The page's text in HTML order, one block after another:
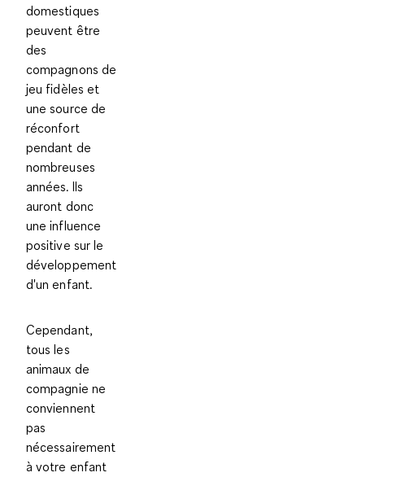
domestiques
peuvent être
des
compagnons de
jeu fidèles et
une source de
réconfort
pendant de
nombreuses
années. Ils
auront donc
une influence
positive sur le
développement
d'un enfant.
Cependant,
tous les
animaux de
compagnie ne
conviennent
pas
nécessairement
à votre enfant